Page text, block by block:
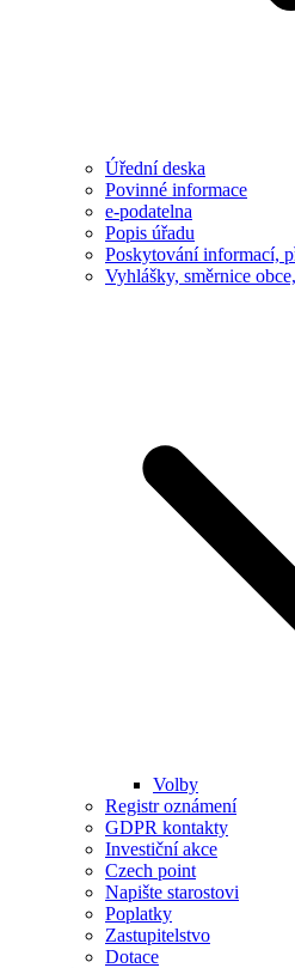
Úřední deska
Povinné informace
e-podatelna
Popis úřadu
Poskytování informací,
Vyhlášky, směrnice
Volby
Registr oznámení
GDPR kontakty
Investiční akce
Czech point
Napište starostovi
Poplatky
Zastupitelstvo
Dotace